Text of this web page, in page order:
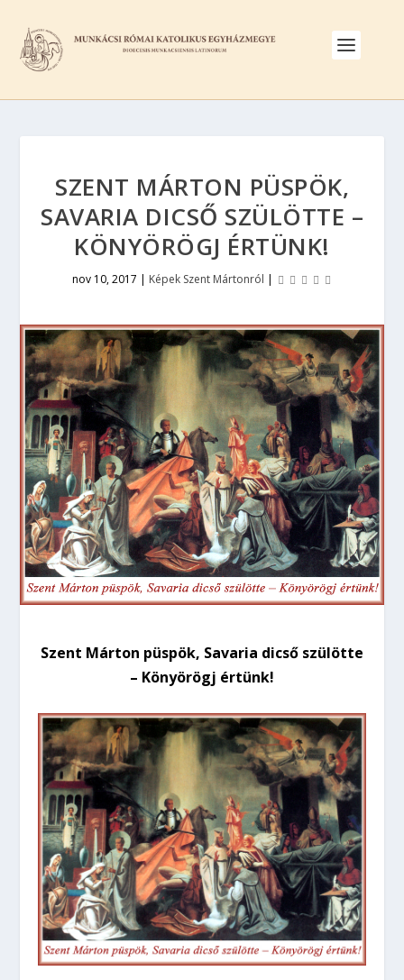
SZENT MÁRTON PÜSPÖK,
SAVARIA DICSŐ SZÜLÖTTE –
KÖNYÖRÖGJ ÉRTÜNK!
nov 10, 2017 | Képek Szent Mártonról |
Szent Márton püspök, Savaria dicső szülötte
– Könyörögj értünk!